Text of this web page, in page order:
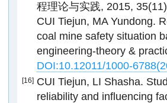
程理论与实践, 2015,
CUI Tiejun, MA Yundong.
coal mine safety situation
engineering-theory &
DOI:10.12011/1000-
[16] CUI Tiejun, LI Shasha.
reliability and influencing